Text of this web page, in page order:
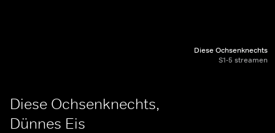
Diese Ochsenknechts
S1-5 streamen
Diese Ochsenknechts,
Dünnes Eis